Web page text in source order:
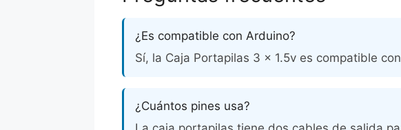
¿Es compatible con Arduino?
Sí, la Caja Portapilas 3 x 1.5v es compatible
¿Cuántos pines usa?